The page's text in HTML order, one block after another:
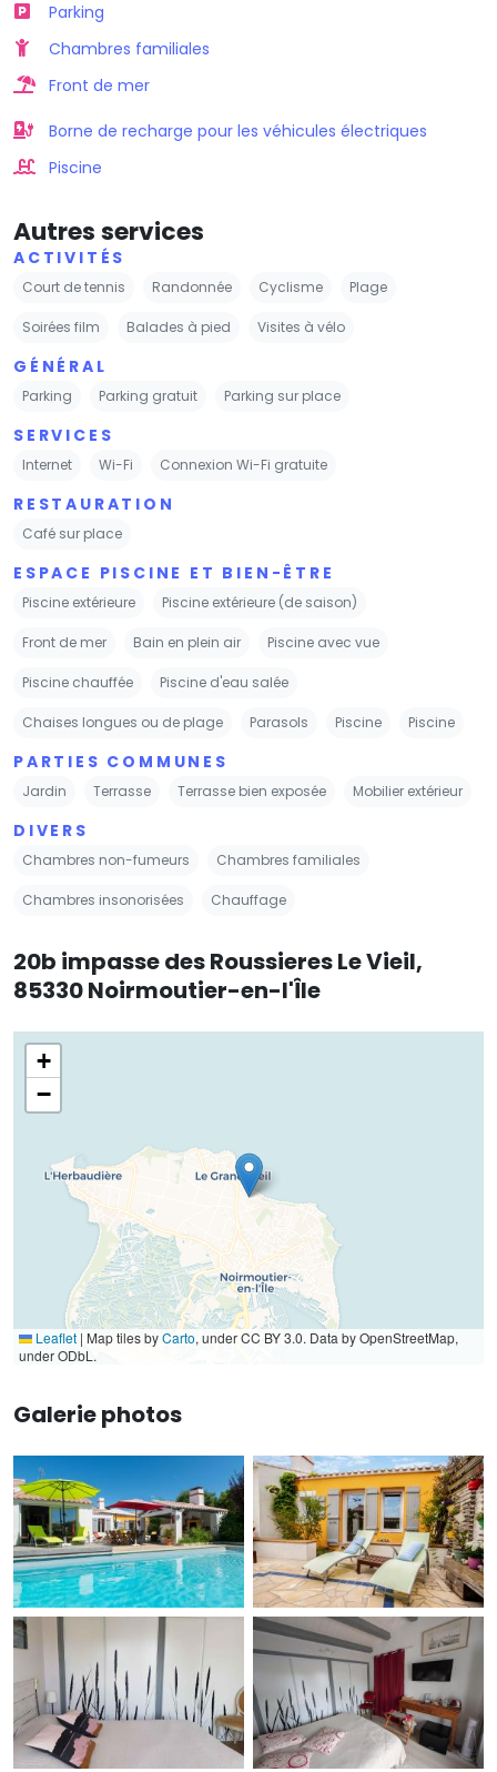
Parking
Chambres familiales
Front de mer
Borne de recharge pour les véhicules électriques
Piscine
Autres services
ACTIVITÉS
Court de tennis Randonnée Cyclisme Plage
Soirées film Balades à pied Visites à vélo
GÉNÉRAL
Parking Parking gratuit Parking sur place
SERVICES
Internet Wi-Fi Connexion Wi-Fi gratuite
RESTAURATION
Café sur place
ESPACE PISCINE ET BIEN-ÊTRE
Piscine extérieure Piscine extérieure (de saison)
Front de mer Bain en plein air Piscine avec vue
Piscine chauffée Piscine d'eau salée
Chaises longues ou de plage Parasols Piscine Piscine
PARTIES COMMUNES
Jardin Terrasse Terrasse bien exposée Mobilier extérieur
DIVERS
Chambres non-fumeurs Chambres familiales
Chambres insonorisées Chauffage
20b impasse des Roussieres Le Vieil,
85330 Noirmoutier-en-l'Île
+
−
Leaflet | Map tiles byCarto, under CC BY 3.0. Data by OpenStreetMap,
under ODbL.
Galerie photos